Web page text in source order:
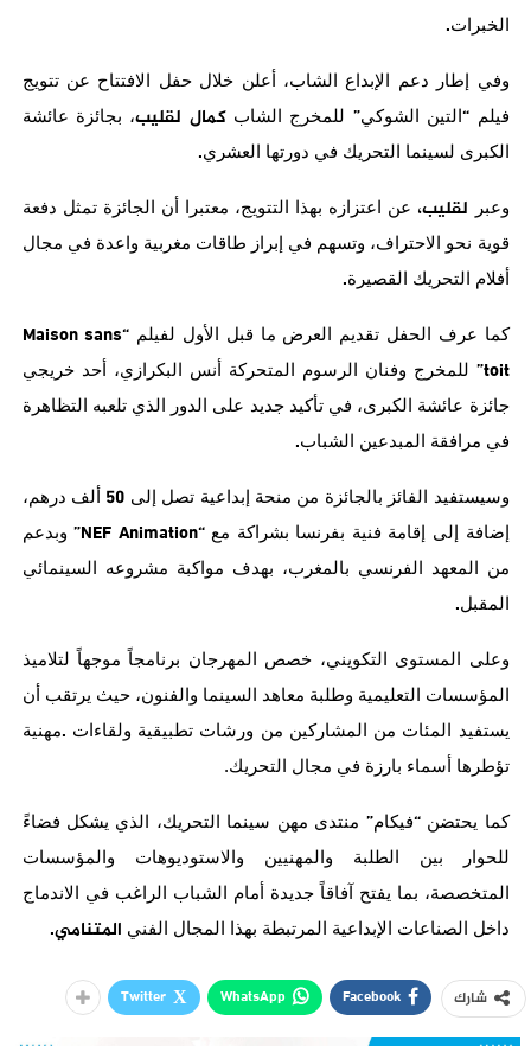
الخبرات.
وفي إطار دعم الإبداع الشاب، أعلن خلال حفل الافتتاح عن تتويج
فيلم “التين الشوكي” للمخرج الشاب كمال لقليب، بجائزة عائشة
الكبرى لسينما التحريك في دورتها العشري.
وعبر لقليب، عن اعتزازه بهذا التتويج، معتبرا أن الجائزة تمثل دفعة
قوية نحو الاحتراف، وتسهم في إبراز طاقات مغربية واعدة في مجال
أفلام التحريك القصيرة.
كما عرف الحفل تقديم العرض ما قبل الأول لفيلم “
Maison sans
toit”
للمخرج وفنان الرسوم المتحركة أنس البكرازي، أحد خريجي
جائزة عائشة الكبرى، في تأكيد جديد على الدور الذي تلعبه التظاهرة
في مرافقة المبدعين الشباب.
وسيستفيد الفائز بالجائزة من منحة إبداعية تصل إلى 50 ألف درهم،
إضافة إلى إقامة فنية بفرنسا بشراكة مع “
NEF Animation”
وبدعم
من المعهد الفرنسي بالمغرب، بهدف مواكبة مشروعه السينمائي
المقبل.
وعلى المستوى التكويني، خصص المهرجان برنامجاً موجهاً لتلاميذ
المؤسسات التعليمية وطلبة معاهد السينما والفنون، حيث يرتقب أن
يستفيد المئات من المشاركين من ورشات تطبيقية ولقاءات .مهنية
تؤطرها أسماء بارزة في مجال التحريك.
كما يحتضن “فيكام” منتدى مهن سينما التحريك، الذي يشكل فضاءً
للحوار
بين الطلبة والمهنيين والاستوديوهات
والمؤسسات
المتخصصة، بما يفتح آفاقاً جديدة أمام الشباب الراغب في الاندماج
داخل الصناعات الإبداعية المرتبطة بهذا المجال الفني المتنامي.
شارك Facebook
WhatsApp
Twitter